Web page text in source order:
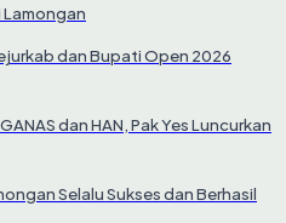
Lamongan
dan Bupati Open 2026
dan HAN, Pak Yes Luncurkan
Selalu Sukses dan Berhasil